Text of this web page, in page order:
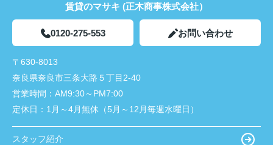
賃貸のマサキ (正木商事株式会社）
0120-275-553 お問い合わせ
〒630-8013
奈良県奈良市三条大路５丁目2-40
営業時間： AM9:30～PM7:00
定休日： 1月～4月無休（5月～12月毎週水曜日）
スタッフ紹介